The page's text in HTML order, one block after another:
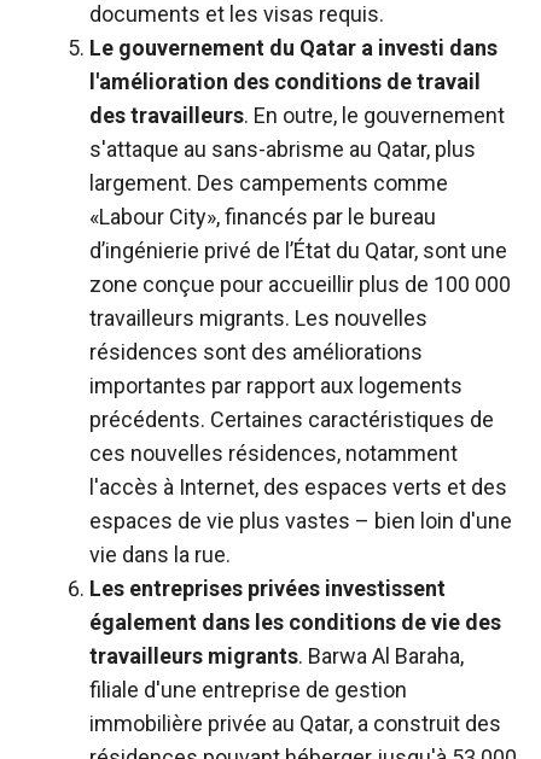
documents et les visas requis.
Le gouvernement du Qatar a investi dans
l'amélioration des conditions de travail
des travailleurs. En outre, le gouvernement
s'attaque au sans-abrisme au Qatar, plus
largement. Des campements comme
«Labour City», financés par le bureau
d’ingénierie privé de l’État du Qatar, sont une
zone conçue pour accueillir plus de 100 000
travailleurs migrants. Les nouvelles
résidences sont des améliorations
importantes par rapport aux logements
précédents. Certaines caractéristiques de
ces nouvelles résidences, notamment
l'accès à Internet, des espaces verts et des
espaces de vie plus vastes – bien loin d'une
vie dans la rue.
Les entreprises privées investissent
également dans les conditions de vie des
travailleurs migrants. Barwa Al Baraha,
filiale d'une entreprise de gestion
immobilière privée au Qatar, a construit des